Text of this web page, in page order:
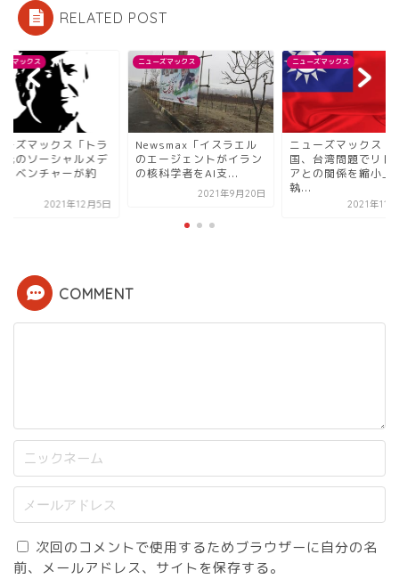
RELATED POST
ズマックス
ーズマックス「トラ
氏のソーシャルメデ
・ベンチャーが約
2021年12月5日
ニューズマックス
Newsmax「イスラエル
のエージェントがイラン
の核科学者をAI支...
2021年9月20日
ニューズマックス
ニューズマックス「
国、台湾問題でリト
アとの関係を縮小」
執...
2021年11
COMMENT
次回のコメントで使用するためブラウザーに自分の名
前、メールアドレス、サイトを保存する。